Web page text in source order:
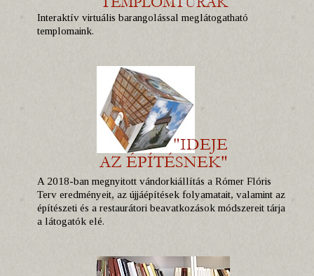
Interaktív virtuális barangolással meglátogatható
templomaink.
A 2018-ban megnyitott vándorkiállítás a Rómer Flóris
Terv eredményeit, az újjáépítések folyamatait, valamint az
építészeti és a restaurátori beavatkozások módszereit tárja
a látogatók elé.